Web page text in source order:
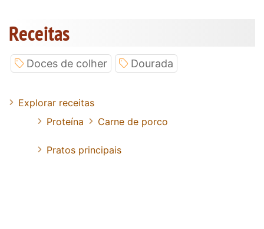
Receitas
Doces de colher Dourada
Explorar receitas
Proteína
Carne de porco
Pratos principais